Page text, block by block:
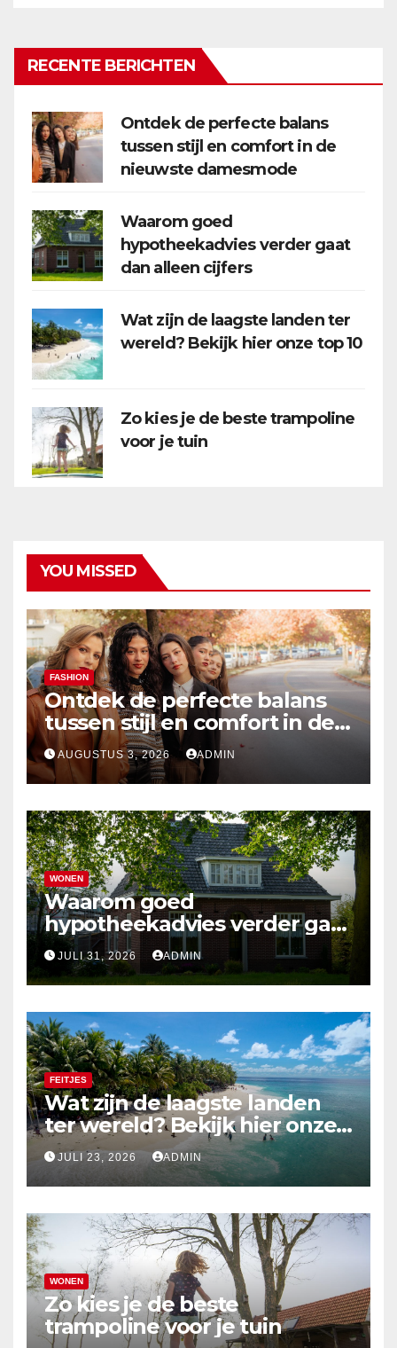
RECENTE BERICHTEN
Ontdek de perfecte balans
tussen stijl en comfort in de
nieuwste damesmode
Waarom goed
hypotheekadvies verder gaat
dan alleen cijfers
Wat zijn de laagste landen ter
wereld? Bekijk hier onze top 10
Zo kies je de beste trampoline
voor je tuin
YOU MISSED
FASHION
Ontdek de perfecte balans
tussen stijl en comfort in de
nieuwste damesmode
AUGUSTUS 3, 2026 ADMIN
WONEN
Waarom goed
hypotheekadvies verder gaat
dan alleen cijfers
JULI 31, 2026 ADMIN
FEITJES
Wat zijn de laagste landen
ter wereld? Bekijk hier onze
top 10
JULI 23, 2026 ADMIN
WONEN
Zo kies je de beste
trampoline voor je tuin